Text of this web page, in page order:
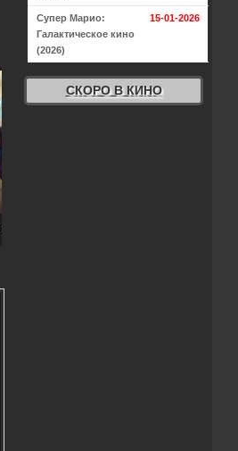
Супер Марио:
Галактическое кино
(2026)
15-01-2026
СКОРО В КИНО